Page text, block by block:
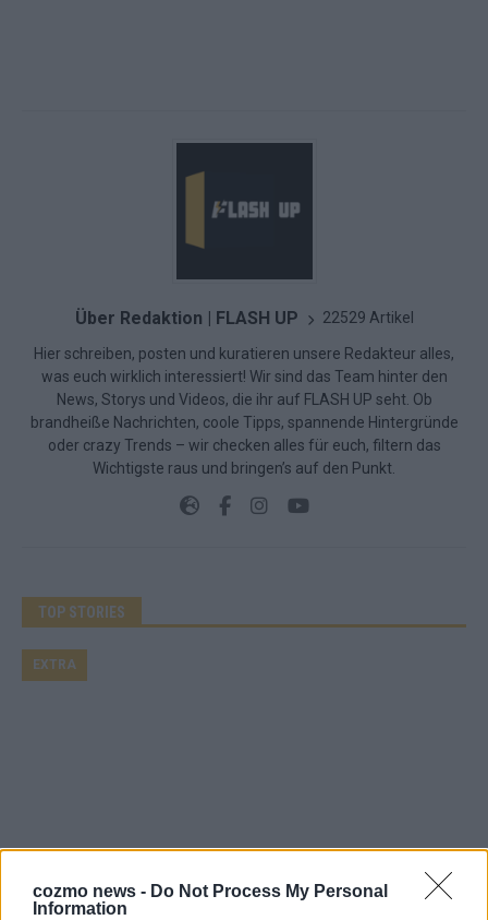
cozmo news - Do Not Process My Personal
Information
Über Redaktion | FLASH UP 22529 Artikel
Hier schreiben, posten und kuratieren unsere Redakteur alles,
was euch wirklich interessiert! Wir sind das Team hinter den
News, Storys und Videos, die ihr auf FLASH UP seht. Ob
brandheiße Nachrichten, coole Tipps, spannende Hintergründe
oder crazy Trends – wir checken alles für euch, filtern das
Wichtigste raus und bringen’s auf den Punkt.
TOP STORIES
EXTRA